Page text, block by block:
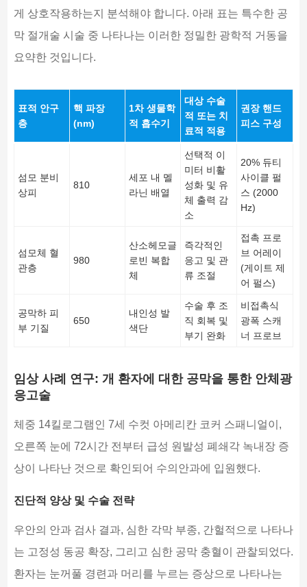
게 상호작용하는지 분석해야 합니다. 아래 표는 특수한 공
막 절개술 시술 중 나타나는 이러한 정밀한 광학적 거동을
요약한 것입니다.
표적 안구
층
핵 파장
(nm)
1차 생물학
적 흡수기
대상 수술
적 또는 치
료적 적용
권장 핸드
피스 구성
섬모 분비
상피
810
세포 내 멜
라닌 배열
선택적 이
미터 비활
성화 및 유
체 출력 감
소
20% 듀티
사이클 펄
스 (2000
Hz)
섬모체 혈
관층
980
산소헤모글
로빈 복합
체
즉각적인
응고 및 관
류 조절
접촉 프로
브 어레이
(게이트 제
어 펄스)
공막하 피
부 기질
650
내인성 발
색단
수술 후 조
직 회복 및
부기 완화
비접촉식
광폭 스캐
너 프로브
임상 사례 연구: 개 환자에 대한 공막을 통한 안체광
응고술
체중 14킬로그램인 7세 수컷 아메리칸 코커 스패니얼이,
오른쪽 눈에 72시간 전부터 급성 원발성 폐쇄각 녹내장 증
상이 나타난 것으로 확인되어 수의안과에 입원했다.
진단적 양상 및 수술 전략
우안의 안과 검사 결과, 심한 각막 부종, 간헐적으로 나타나
는 고정성 동공 확장, 그리고 심한 공막 충혈이 관찰되었다.
환자는 눈꺼풀 경련과 머리를 누르는 증상으로 나타나는